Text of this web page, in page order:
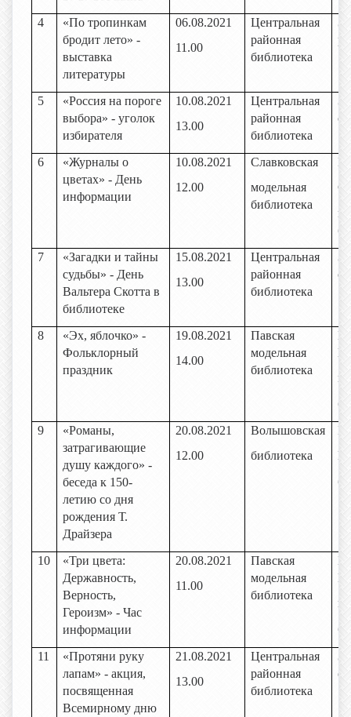
4
«По тропинкам
бродит лето» -
выставка
литературы
06.08.2021
11.00
Центральная
районная
библиотека
5
«Россия на пороге
выбора» - уголок
избирателя
10.08.2021
13.00
Центральная
районная
библиотека
6
«Журналы о
цветах» - День
информации
10.08.2021
12.00
Славковская
модельная
библиотека
7
«Загадки и тайны
судьбы» - День
Вальтера Скотта в
библиотеке
15.08.2021
13.00
Центральная
районная
библиотека
8
«Эх, яблочко» -
Фольклорный
праздник
19.08.2021
14.00
Павская
модельная
библиотека
9
«Романы,
затрагивающие
душу каждого» -
беседа к 150-
летию со дня
рождения Т.
Драйзера
20.08.2021
12.00
Волышовская
библиотека
10
«Три цвета:
Державность,
Верность,
Героизм» - Час
информации
20.08.2021
11.00
Павская
модельная
библиотека
11
«Протяни руку
лапам» - акция,
посвященная
Всемирному дню
21.08.2021
13.00
Центральная
районная
библиотека